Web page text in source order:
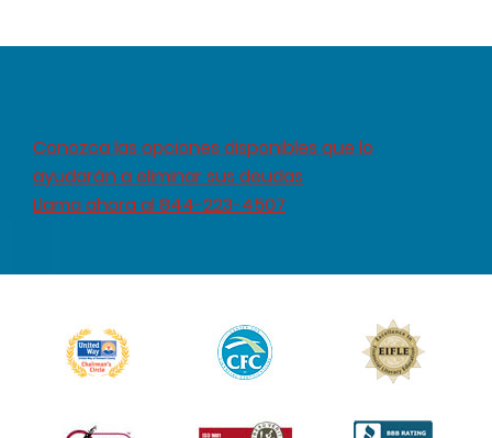
Conozca las opciones disponibles que lo
ayudarán a eliminar sus deudas
Llama ahora al 844-223-4507